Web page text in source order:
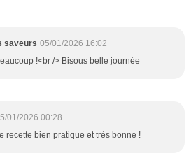
saveurs 05/01/2026 16:02
!<br /> Bisous belle journée
01/2026 00:28
recette bien pratique et très bonne !